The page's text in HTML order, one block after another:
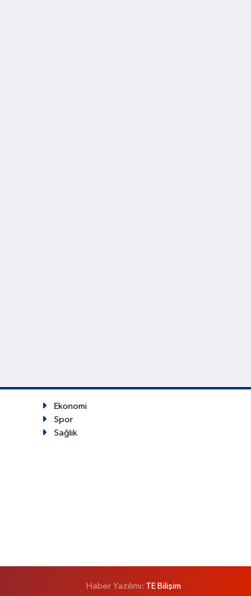
Ekonomi
Spor
Sağlık
Haber Yazılımı: TE Bilişim